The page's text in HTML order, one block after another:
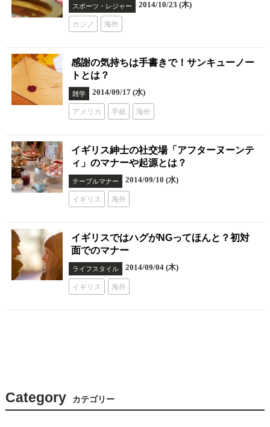
スポーツ・レジャー 2014/10/23 (木)
カジノ 海外
感謝の気持ちは手書きで！サンキューノー
トとは？
雑学 2014/09/17 (水)
アメリカ 手紙 海外
イギリス紳士の社交場「アフターヌーンテ
ィ」のマナーや起源とは？
テーブルマナー 2014/09/10 (水)
イギリス 海外
イギリスではハグがNGってほんと？初対
面でのマナー
ライフスタイル 2014/09/04 (木)
イギリス 海外
Category カテゴリー